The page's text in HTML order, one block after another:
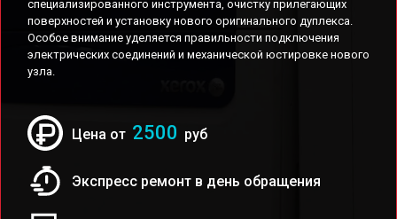
специализированного инструмента, очистку прилегающих
поверхностей и установку нового оригинального дуплекса.
Особое внимание уделяется правильности подключения
электрических соединений и механической юстировке нового
узла.
Цена от 2500 руб
Экспресс ремонт в день обращения